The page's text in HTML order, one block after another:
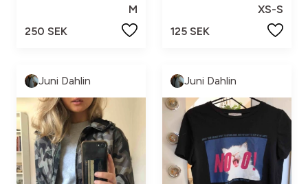
M
250 SEK
XS-S
125 SEK
Juni Dahlin Juni Dahlin